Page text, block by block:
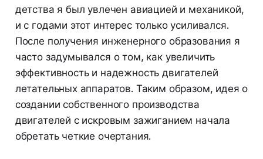
детства я был увлечен авиацией и механикой,
и с годами этот интерес только усиливался.
После получения инженерного образования я
часто задумывался о том, как увеличить
эффективность и надежность двигателей
летательных аппаратов. Таким образом, идея о
создании собственного производства
двигателей с искровым зажиганием начала
обретать четкие очертания.